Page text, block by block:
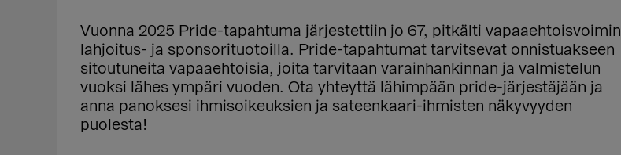
Vuonna 2025 Pride-tapahtuma järjestettiin jo 67, pitkälti vapaaehtoisvoimin
lahjoitus- ja sponsorituotoilla. Pride-tapahtumat tarvitsevat onnistuakseen
sitoutuneita vapaaehtoisia, joita tarvitaan varainhankinnan ja valmistelun
vuoksi lähes ympäri vuoden. Ota yhteyttä lähimpään pride-järjestäjään ja
anna panoksesi ihmisoikeuksien ja sateenkaari-ihmisten näkyvyyden
puolesta!